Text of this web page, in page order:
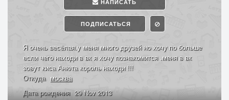
НАПИСАТЬ
ПОДПИСАТЬСЯ
Я очень весёлая.у меня много друзей но хочу по больше
если чего находи в вк я хочу познакомится .меня в вк
зовут киса Анюта король находи !!!
Откуда москва
Дата рождения 29 Nov 2013